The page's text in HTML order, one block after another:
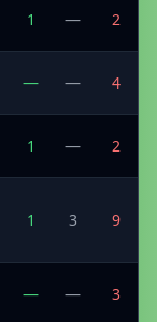
1 — 2
— — 4
1 — 2
1 3 9
— — 3